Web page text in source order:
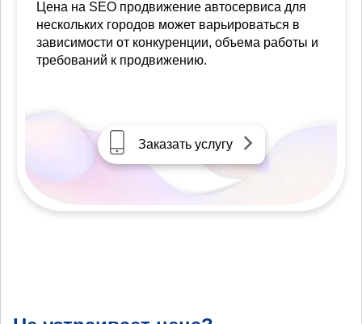
Цена на SEO продвижение автосервиса для
нескольких городов может варьироваться в
зависимости от конкуренции, объема работы и
требований к продвижению.
Заказать услугу